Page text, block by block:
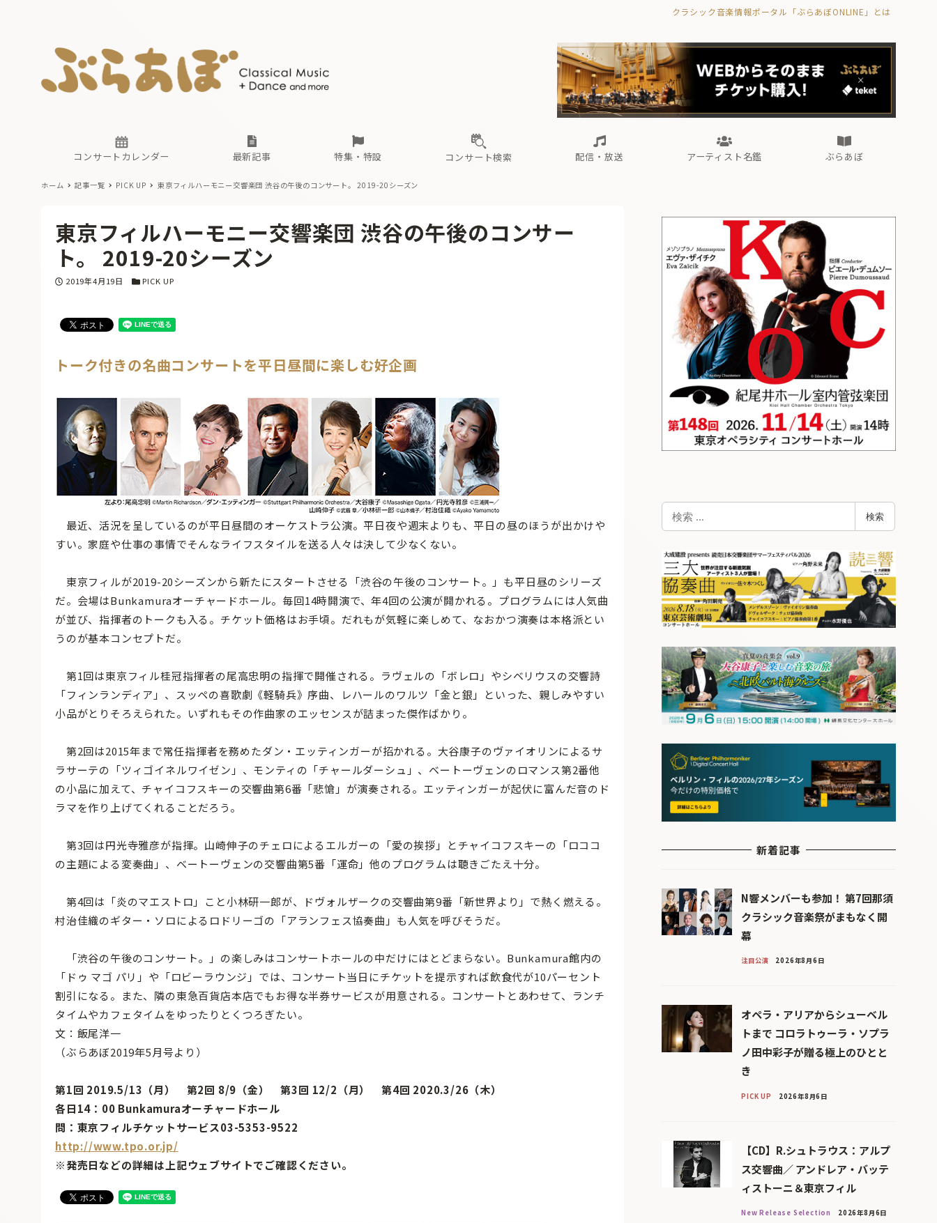
クラシック音楽情報ポータル「ぶらあぼONLINE」とは
コンサートカレンダー 最新記事
古楽とその先と オーケストラの楽屋から 海の向こうの音楽家 ぶらあぼブラス！
フォルテピアノ・オデッセイ
特集・特設
現場のプロが推す！間違いないオーケストラコンサート
過去の特集
コンサート検索 配信・放送
無料ライブ配信スケジュール 有料ライブ配信スケジュール
アーティスト名鑑
あ か さ た な ま や ら わ
ぶらあぼ
古楽とその先と 海の向こうの音楽家 Aからの眺望 ぶらあぼブラス！
フォルテピアノ・オデッセイ
過去の特集
無料ライブ配信スケジュール
あ か さ
ホーム 記事一覧 PICK UP 東京フィルハーモニー交響楽団 渋谷の午後のコンサート。 2019-20シーズン
東京フィルハーモニー交響楽団 渋谷の午後のコンサー
ト。 2019-20シーズン
投稿日
2019年4月19日 カテゴリー
PICK UP
トーク付きの名曲コンサートを平日昼間に楽しむ好企画
最近、活況を呈しているのが平日昼間のオーケストラ公演。平日夜や週末よりも、平日の昼のほうが出かけや
すい。家庭や仕事の事情でそんなライフスタイルを送る人々は決して少なくない。
東京フィルが2019-20シーズンから新たにスタートさせる「渋谷の午後のコンサート。」も平日昼のシリーズ
だ。会場はBunkamuraオーチャードホール。毎回14時開演で、年4回の公演が開かれる。プログラムには人気曲
が並び、指揮者のトークも入る。チケット価格はお手頃。だれもが気軽に楽しめて、なおかつ演奏は本格派とい
うのが基本コンセプトだ。
第1回は東京フィル桂冠指揮者の尾高忠明の指揮で開催される。ラヴェルの「ボレロ」やシベリウスの交響詩
「フィンランディア」、スッペの喜歌劇《軽騎兵》序曲、レハールのワルツ「金と銀」といった、親しみやすい
小品がとりそろえられた。いずれもその作曲家のエッセンスが詰まった傑作ばかり。
第2回は2015年まで常任指揮者を務めたダン・エッティンガーが招かれる。大谷康子のヴァイオリンによるサ
ラサーテの「ツィゴイネルワイゼン」、モンティの「チャールダーシュ」、ベートーヴェンのロマンス第2番他
の小品に加えて、チャイコフスキーの交響曲第6番「悲愴」が演奏される。エッティンガーが起伏に富んだ音のド
ラマを作り上げてくれることだろう。
第3回は円光寺雅彦が指揮。山崎伸子のチェロによるエルガーの「愛の挨拶」とチャイコフスキーの「ロココ
の主題による変奏曲」、ベートーヴェンの交響曲第5番「運命」他のプログラムは聴きごたえ十分。
第4回は「炎のマエストロ」こと小林研一郎が、ドヴォルザークの交響曲第9番「新世界より」で熱く燃える。
村治佳織のギター・ソロによるロドリーゴの「アランフェス協奏曲」も人気を呼びそうだ。
「渋谷の午後のコンサート。」の楽しみはコンサートホールの中だけにはとどまらない。Bunkamura館内の
「ドゥ マゴ パリ」や「ロビーラウンジ」では、コンサート当日にチケットを提示すれば飲食代が10パーセント
割引になる。また、隣の東急百貨店本店でもお得な半券サービスが用意される。コンサートとあわせて、ランチ
タイムやカフェタイムをゆったりとくつろぎたい。
文：飯尾洋一
（ぶらあぼ2019年5月号より）
第1回 2019.5/13（月） 第2回 8/9（金） 第3回 12/2（月） 第4回 2020.3/26（木）
各日14：00 Bunkamuraオーチャードホール
問：東京フィルチケットサービス03-5353-9522
http://www.tpo.or.jp/
※発売日などの詳細は上記ウェブサイトでご確認ください。
検
索
検索
新着記事
N響メンバーも参加！ 第7回那須
クラシック音楽祭がまもなく開
幕
注目公演 2026年8月6日
オペラ・アリアからシューベル
トまで コロラトゥーラ・ソプラ
ノ田中彩子が贈る極上のひとと
き
PICK UP 2026年8月6日
【CD】R.シュトラウス：アルプ
ス交響曲／ アンドレア・バッテ
ィストーニ＆東京フィル
New Release Selection 2026年8月6日